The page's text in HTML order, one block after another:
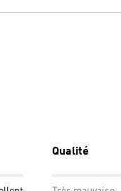
Qualité